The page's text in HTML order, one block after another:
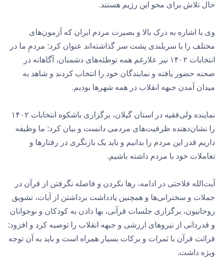
حال تلاش برای محو این رژیم هستند.
وی با اشاره به درک بالا و بصیرت مردم ایران که آزمون‌های
مختلف را با سربلندی پشت سر گذاشته‌اند عنوان کرد: مردمِ ما در
انتخابات ۱۴۰۲ نیز علارغم همه توطئه‌های دشمنان، آگاهانه در
صحنه حضور یافته و نمایندگان خود را انتخاب کردند و شاهد به‌
میدان آمدن جبهه انقلاب در همه شهرها بودیم.
نماینده ولی‌فقیه در استان گیلان، برگزاری باشکوه انتخابات ۱۴۰۲
را نشان‌دهنده ظرفیت‌های مردمی دانست و بیان کرد: ما وظیفه
داریم قدر این مردم را بدانیم و باید یک بازنگری در رفتارها و
تعاملات خود با مردم داشته باشیم.
آیت‌الله فلاحتی در ادامه، رها نکردن و فاصله نگرفتن از قرآن در
جملات و سخنرانی‌ها و همچنین یادداشت برداشتن از آیات، تشویق
روحانیون، برگزاری جلسات قرآنی، بها دادن به کودکان و نوجوانان
و قدردانی از نیروهای ارزشی و جبهه انقلاب را توصیه کرد و افزود:
قرائت قرآن با ثمرات و برکات بسیار همراه است و باید به آن توجه
ویژه داشت.